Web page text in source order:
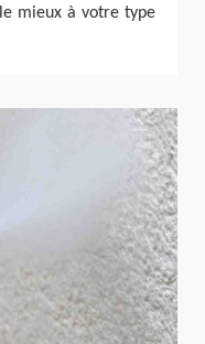
mieux à votre type